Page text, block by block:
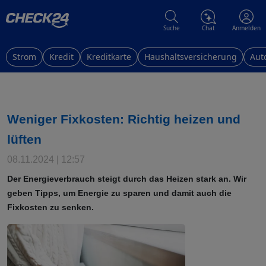
Suche Chat Anmelden
Strom Kredit Kreditkarte Haushaltsversicherung
Weniger Fixkosten: Richtig heizen und
lüften
08.11.2024 | 12:57
Der Energieverbrauch steigt durch das Heizen stark an. Wir
geben Tipps, um Energie zu sparen und damit auch die
Fixkosten zu senken.